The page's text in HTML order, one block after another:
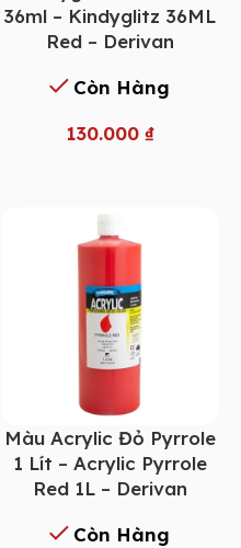
36ml – Kindyglitz 36ML
Red – Derivan
Còn Hàng
130.000 ₫
Màu Acrylic Đỏ Pyrrole
1 Lít – Acrylic Pyrrole
Red 1L – Derivan
Còn Hàng